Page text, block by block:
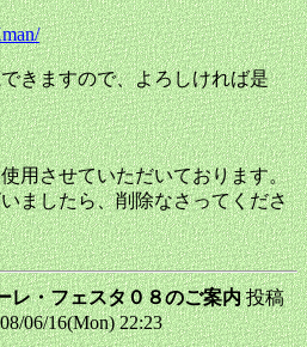
きますので、よろしければ是
用させていただいております。
ましたら、削除なさってくださ
レ・フェスタ０８のご案内投稿
06/16(Mon) 22:23